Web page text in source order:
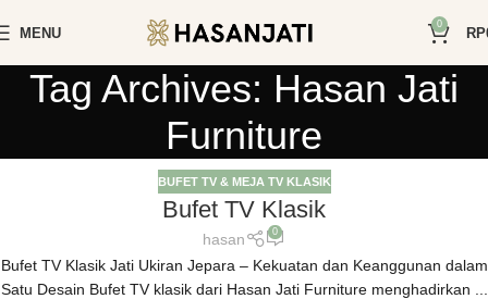
MENU
0
RP
Tag Archives: Hasan Jati
Furniture
BUFET TV & MEJA TV KLASIK
Bufet TV Klasik
hasan 0
Bufet TV Klasik Jati Ukiran Jepara – Kekuatan dan Keanggunan dalam
Satu Desain Bufet TV klasik dari Hasan Jati Furniture menghadirkan ...